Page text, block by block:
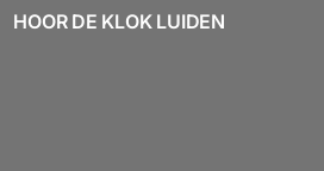
HOOR DE KLOK LUIDEN